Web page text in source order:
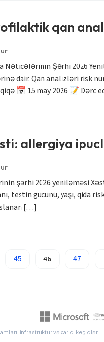
qan
Şərhi 2026
dair. Qan analizləri risk
📅 15 may 2026 📝 Dərc
allergiya
şərhi 2026 yeniləməsi
testin gücünü, yaşı, qida
[…]
45 46 47
infrastruktur və xarici